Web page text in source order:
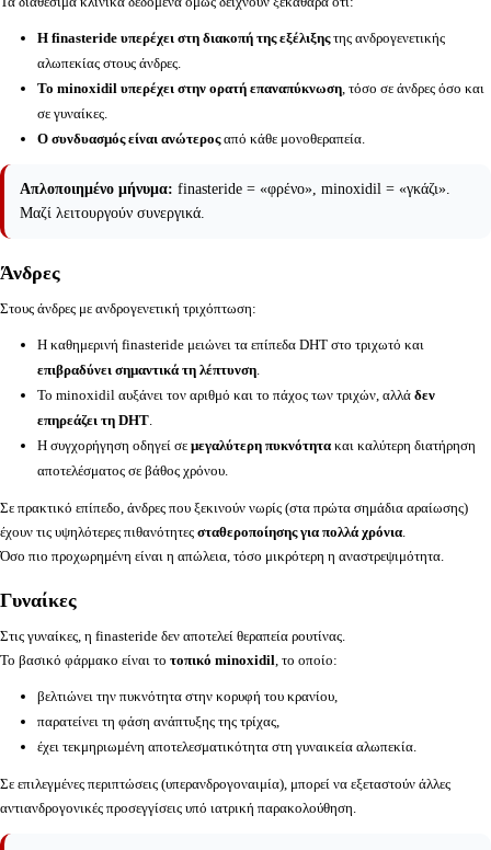
Η finasteride υπερέχει στη διακοπή της εξέλιξηςτης ανδρογενετικής
αλωπεκίας στους άνδρες.
Το minoxidil υπερέχει στην ορατή επαναπύκνωση, τόσο σε άνδρες όσο και
σε γυναίκες.
Ο συνδυασμός είναι ανώτεροςαπό κάθε μονοθεραπεία.
Απλοποιημένο μήνυμα: finasteride = «φρένο», minoxidil = «γκάζι».
Μαζί λειτουργούν συνεργικά.
Άνδρες
Στους άνδρες με ανδρογενετική τριχόπτωση:
Η καθημερινή finasteride μειώνει τα επίπεδα DHT στο τριχωτό και
επιβραδύνει σημαντικά τη λέπτυνση.
Το minoxidil αυξάνει τον αριθμό και το πάχος των τριχών, αλλά δεν
επηρεάζει τη DHT.
Η συγχορήγηση οδηγεί σε μεγαλύτερη πυκνότητακαι καλύτερη διατήρηση
αποτελέσματος σε βάθος χρόνου.
Σε πρακτικό επίπεδο, άνδρες που ξεκινούν νωρίς (στα πρώτα σημάδια αραίωσης)
έχουν τις υψηλότερες πιθανότητες σταθεροποίησης για πολλά χρόνια.
Όσο πιο προχωρημένη είναι η απώλεια, τόσο μικρότερη η αναστρεψιμότητα.
Γυναίκες
Στις γυναίκες, η finasteride δεν αποτελεί θεραπεία ρουτίνας.
Το βασικό φάρμακο είναι το τοπικό minoxidil, το οποίο:
βελτιώνει την πυκνότητα στην κορυφή του κρανίου,
παρατείνει τη φάση ανάπτυξης της τρίχας,
έχει τεκμηριωμένη αποτελεσματικότητα στη γυναικεία αλωπεκία.
Σε επιλεγμένες περιπτώσεις (υπερανδρογοναιμία), μπορεί να εξεταστούν άλλες
αντιανδρογονικές προσεγγίσεις υπό ιατρική παρακολούθηση.